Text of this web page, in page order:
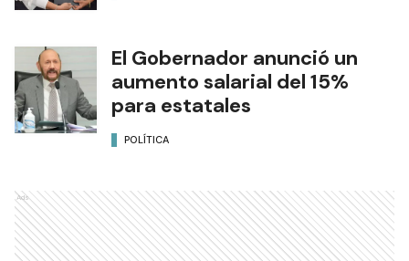
El Gobernador anunció un
aumento salarial del 15%
para estatales
POLÍTICA
Ads